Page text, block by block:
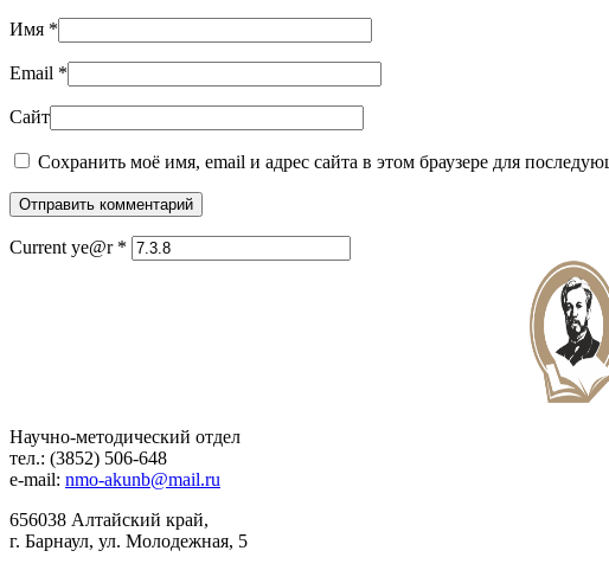
Имя *
Email *
Сайт
Сохранить моё имя, email и адрес сайта в этом браузере для
Отправить комментарий
Current ye@r *
Научно-методический отдел
тел.: (3852) 506-648
e-mail: nmo-akunb@mail.ru
656038 Алтайский край,
г. Барнаул, ул. Молодежная, 5